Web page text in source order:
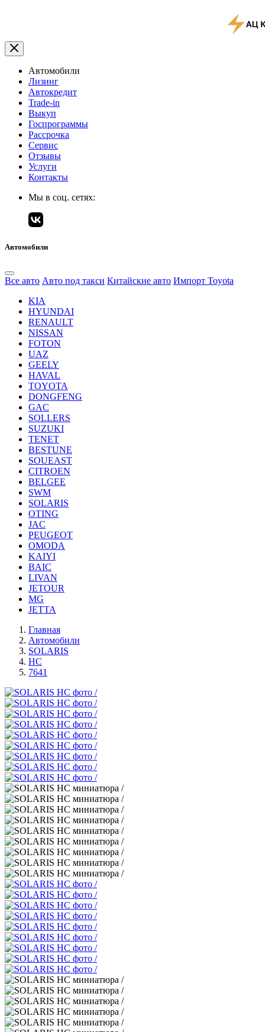
Автомобили
Лизинг
Автокредит
Trade-in
Выкуп
Госпрограммы
Рассрочка
Сервис
Отзывы
Услуги
Контакты
Мы в соц. сетях:
Автомобили
Все авто Авто под такси Китайские авто Импорт Toyota
KIA
HYUNDAI
RENAULT
NISSAN
FOTON
UAZ
GEELY
HAVAL
TOYOTA
DONGFENG
GAC
SOLLERS
SUZUKI
TENET
BESTUNE
SOUEAST
CITROEN
BELGEE
SWM
SOLARIS
OTING
JAC
PEUGEOT
OMODA
KAIYI
BAIC
LIVAN
JETOUR
MG
JETTA
Главная
Автомобили
SOLARIS
HC
7641